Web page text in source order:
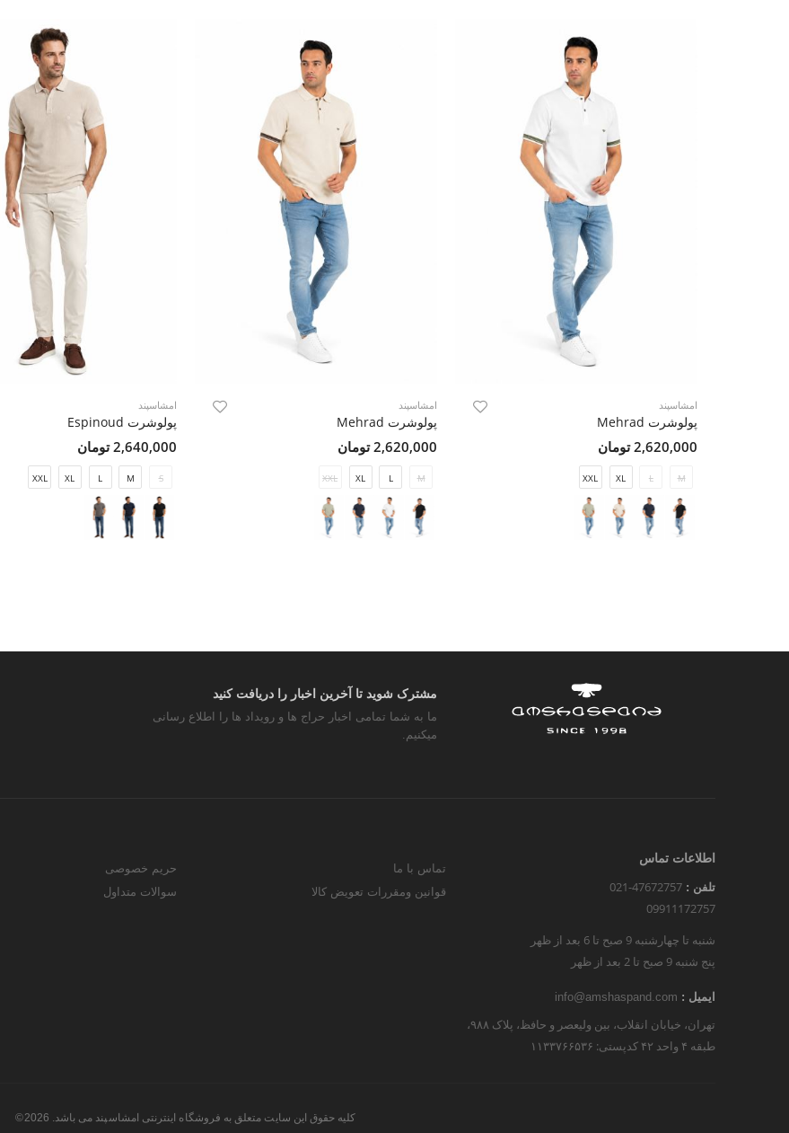
امشاسپند
پولوشرت Mehrad
2,620,000 تومان
M
L
XL
XXL
امشاسپند
پولوشرت Mehrad
2,620,000 تومان
M
L
XL
XXL
امشاسپند
پولوشرت Espinoud
2,640,000 تومان
S
M
L
XL
XXL
مشترک شوید تا آخرین اخبار را دریافت کنید
ما به شما تمامی اخبار حراج ها و رویداد ها را اطلاع رسانی
میکنیم.
اطلاعات تماس
تلفن : 021-47672757
09911172757
شنبه تا چهارشنبه 9 صبح تا 6 بعد از ظهر
پنج شنبه 9 صبح تا 2 بعد از ظهر
ایمیل : info@amshaspand.com
تهران، خیابان انقلاب، بین ولیعصر و حافظ، پلاک ۹۸۸،
طبقه ۴ واحد ۴۲ کدپستی: ۱۱۳۳۷۶۶۵۳۶
تماس با ما
قوانین ومقررات تعویض کالا
حریم خصوصی
سوالات متداول
کلیه حقوق این سایت متعلق به فروشگاه اینترنتی امشاسپند می باشد. 2026©